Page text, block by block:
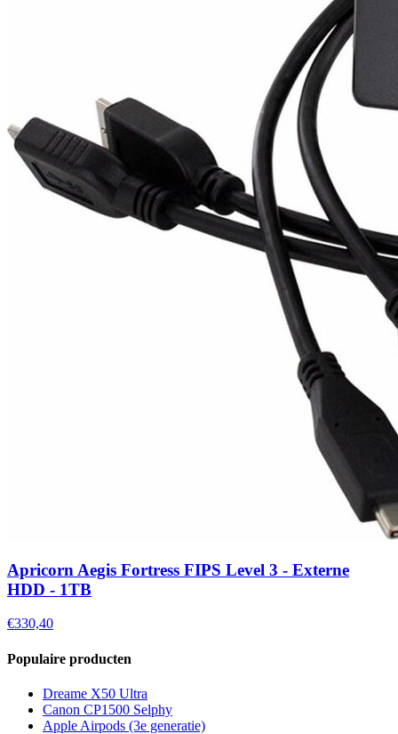
Apricorn Aegis Fortress FIPS Level 3 - Externe
HDD - 1TB
€330,40
Populaire producten
Dreame X50 Ultra
Canon CP1500 Selphy
Apple Airpods (3e generatie)